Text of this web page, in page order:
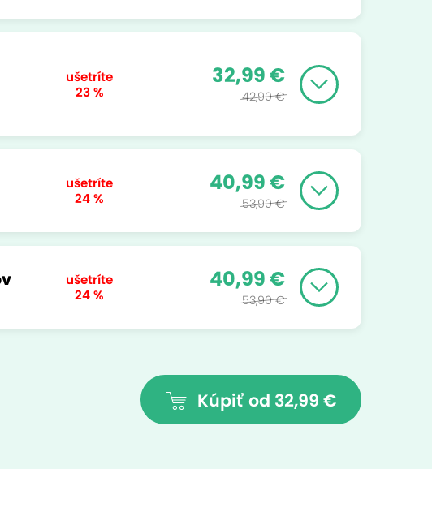
ušetríte
23 %
32,99 €
42,90 €
ušetríte
24 %
40,99 €
53,90 €
ušetríte
24 %
40,99 €
53,90 €
Kúpiť od 32,99 €